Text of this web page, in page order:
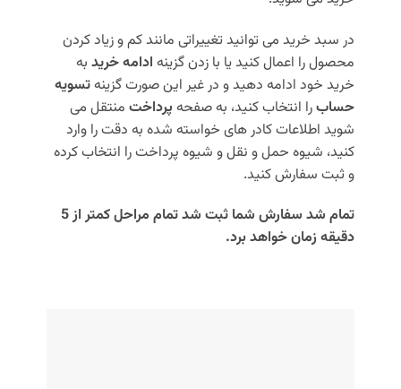
در سبد خرید می توانید تغییراتی مانند کم و زیاد کردن
محصول را اعمال کنید یا با زدن گزینه ادامه خریدبه
خرید خود ادامه دهید و در غیر این صورت گزینهتسویه
حسابرا انتخاب کنید، به صفحه پرداختمنتقل می
شوید اطلاعات کادر های خواسته شده به دقت را وارد
کنید، شیوه حمل و نقل و شیوه پرداخت را انتخاب کرده
و ثبت سفارش کنید.
تمام شد سفارش شما ثبت شد تمام مراحل کمتر از 5
دقیقه زمان خواهد برد.